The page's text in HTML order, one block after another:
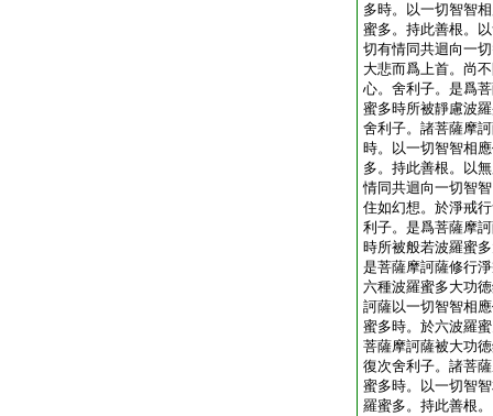
多時。以一切智智
蜜多。持此善根。
切有情同共迴向一
大悲而爲上首。尚
心。舍利子。是爲
蜜多時所被靜慮波
舍利子。諸菩薩摩
時。以一切智智相
多。持此善根。以
情同共迴向一切智
住如幻想。於淨戒
利子。是爲菩薩摩
時所被般若波羅蜜
是菩薩摩訶薩修行
六種波羅蜜多大功
訶薩以一切智智相
蜜多時。於六波羅
菩薩摩訶薩被大功
復次舍利子。諸菩
蜜多時。以一切智
羅蜜多。持此善根